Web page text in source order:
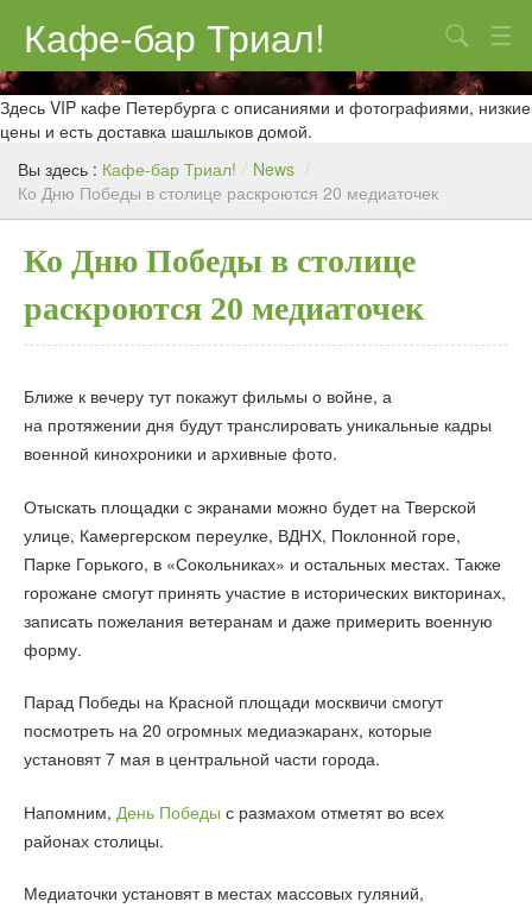
Кафе-бар Триал!
О нас
Меню
Контакты
Поиск
Здесь VIP кафе Петербурга с описаниями и фотографиями, низкие
цены и есть доставка шашлыков домой.
Вы здесь : Кафе-бар Триал! / News /
Ко Дню Победы в столице раскроются 20 медиаточек
Ко Дню Победы в столице
раскроются 20 медиаточек
Ближе к вечеру тут покажут фильмы о войне, а
на протяжении дня будут транслировать уникальные кадры
военной кинохроники и архивные фото.
Отыскать площадки с экранами можно будет на Тверской
улице, Камергерском переулке, ВДНХ, Поклонной горе,
Парке Горького, в «Сокольниках» и остальных местах. Также
горожане смогут принять участие в исторических викторинах,
записать пожелания ветеранам и даже примерить военную
форму.
Парад Победы на Красной площади москвичи смогут
посмотреть на 20 огромных медиаэкаранх, которые
установят 7 мая в центральной части города.
Напомним, День Победы с размахом отметят во всех
районах столицы.
Медиаточки установят в местах массовых гуляний,